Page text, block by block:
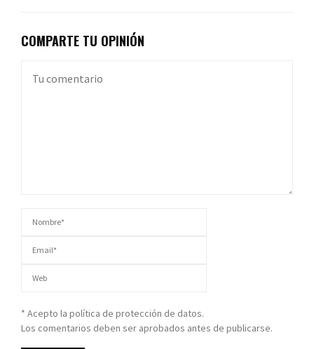
COMPARTE TU OPINIÓN
* Acepto la política de protección de datos.
Los comentarios deben ser aprobados antes de publicarse.